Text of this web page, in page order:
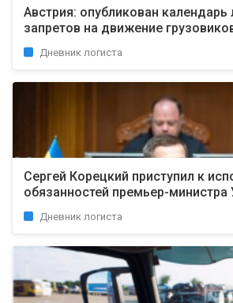
Австрия: опубликован календарь
запретов на движение
Дневник логиста
Сергей Корецкий приступил к
обязанностей премьер-министра
Дневник логиста